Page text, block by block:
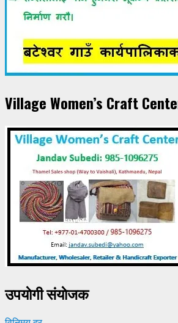
Village Women’s Craft
उपयाेगी संयाेजक